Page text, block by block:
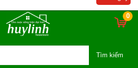
0
Tìm kiếm